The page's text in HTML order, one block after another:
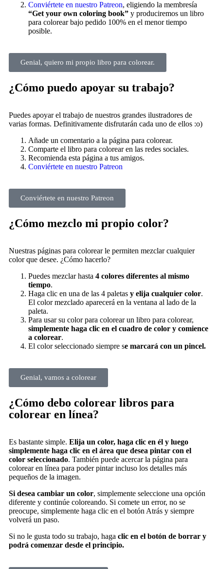
Conviértete en nuestro Patreon, eligiendo la membresía
“Get your own coloring book” y produciremos un libro
para colorear bajo pedido 100% en el menor tiempo
posible.
Genial, quiero mi propio libro para colorear.
¿Cómo puedo apoyar su trabajo?
Puedes apoyar el trabajo de nuestros grandes ilustradores de
varias formas. Definitivamente disfrutarán cada uno de ellos :o)
Añade un comentario a la página para colorear.
Comparte el libro para colorear en las redes sociales.
Recomienda esta página a tus amigos.
Conviértete en nuestro Patreon
Conviértete en nuestro Patreon
¿Cómo mezclo mi propio color?
Nuestras páginas para colorear le permiten mezclar cualquier
color que desee. ¿Cómo hacerlo?
Puedes mezclar hasta 4 colores diferentes al mismo
tiempo.
Haga clic en una de las 4 paletas y elija cualquier color.
El color mezclado aparecerá en la ventana al lado de la
paleta.
Para usar su color para colorear un libro para colorear,
simplemente haga clic en el cuadro de color y comience
a colorear.
El color seleccionado siempre se marcará con un pincel.
Genial, vamos a colorear
¿Cómo debo colorear libros para
colorear en línea?
Es bastante simple. Elija un color, haga clic en él y luego
simplemente haga clic en el área que desea pintar con el
color seleccionado. También puede acercar la página para
colorear en línea para poder pintar incluso los detalles más
pequeños de la imagen.
Si desea cambiar un color, simplemente seleccione una opción
diferente y continúe coloreando. Si comete un error, no se
preocupe, simplemente haga clic en el botón Atrás y siempre
volverá un paso.
Si no le gusta todo su trabajo, haga clic en el botón de borrar y
podrá comenzar desde el principio.